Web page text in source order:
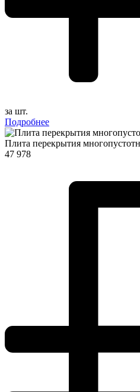
за шт.
Подробнее
Плита перекрытия
47 978